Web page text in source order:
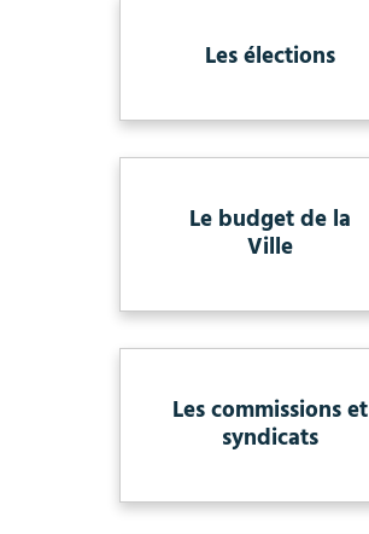
Les élections
Le budget de la
Ville
Les commissions et
syndicats